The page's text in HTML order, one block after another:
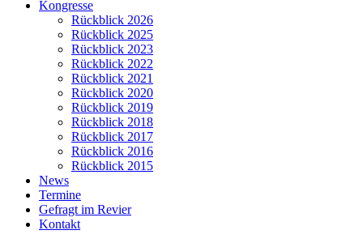
Kongresse
Rückblick 2026
Rückblick 2025
Rückblick 2023
Rückblick 2022
Rückblick 2021
Rückblick 2020
Rückblick 2019
Rückblick 2018
Rückblick 2017
Rückblick 2016
Rückblick 2015
News
Termine
Gefragt im Revier
Kontakt